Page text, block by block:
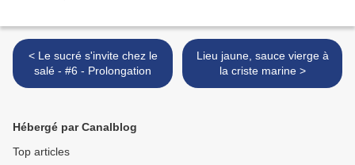
< Le sucré s'invite chez le
salé - #6 - Prolongation
Lieu jaune, sauce vierge à
la criste marine >
Hébergé par Canalblog
Top articles